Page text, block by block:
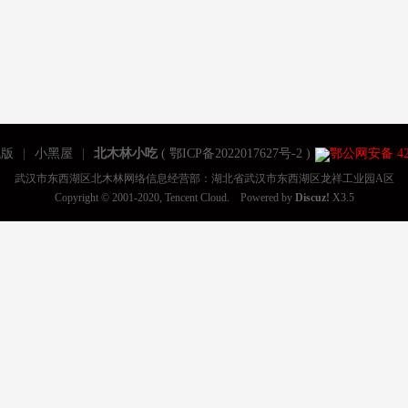
小黑屋 北木林小吃 ( 鄂ICP备2022017627号-2 ) 鄂公网安备
武汉市东西湖区北木林网络信息经营部：湖北省武汉市东西湖区龙祥工业园A区
Copyright © 2001-2020, Tencent Cloud. Powered by Discuz! X3.5